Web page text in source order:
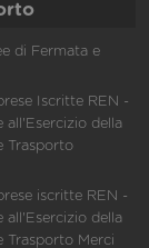
di Fermata e
Iscritte REN -
all'Esercizio della
Trasporto
iscritte REN -
all'Esercizio della
Trasporto Merci